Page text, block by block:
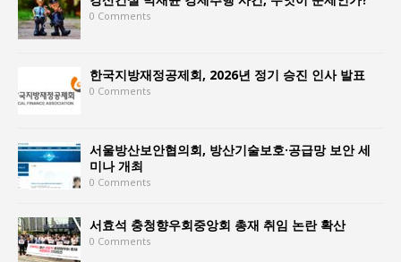
0 Comments
한국지방재정공제회, 2026년 정기 승진 인사 발표
0 Comments
서울방산보안협의회, 방산기술보호·공급망 보안 세
미나 개최
0 Comments
서효석 충청향우회중앙회 총재 취임 논란 확산
0 Comments